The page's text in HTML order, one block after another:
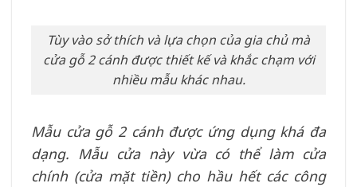
Tùy vào sở thích và lựa chọn của gia chủ mà
cửa gỗ 2 cánh được thiết kế và khắc chạm với
nhiều mẫu khác nhau.
Mẫu cửa gỗ 2 cánh được ứng dụng khá đa
dạng. Mẫu cửa này vừa có thể làm cửa
chính (cửa mặt tiền) cho hầu hết các công